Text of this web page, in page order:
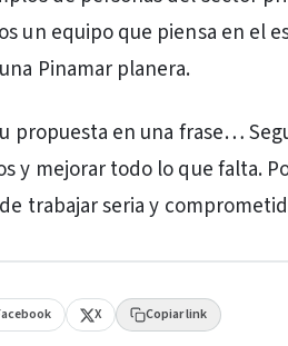
un equipo que piensa en el
Pinamar planera.
propuesta en una frase…
y mejorar todo lo que falta.
trabajar seria y
X Copiar link